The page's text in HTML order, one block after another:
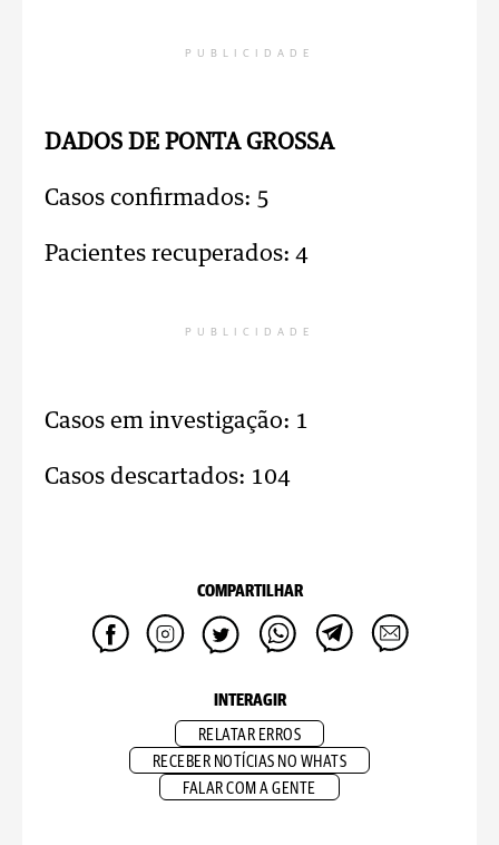
PUBLICIDADE
DADOS DE PONTA GROSSA
Casos confirmados: 5
Pacientes recuperados: 4
PUBLICIDADE
Casos em investigação: 1
Casos descartados: 104
COMPARTILHAR
INTERAGIR
RELATAR ERROS
RECEBER NOTÍCIAS NO WHATS
FALAR COM A GENTE